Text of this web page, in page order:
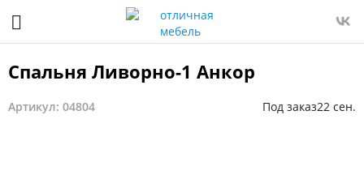
Спальня Ливорно-1 Анкор
Артикул: 04804 Под заказ22 сен.